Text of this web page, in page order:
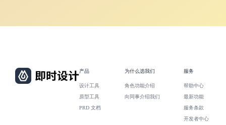
产品
设计工具
原型工具
PRD 文档
为什么选我们
角色功能介绍
向同事介绍我们
服务
帮助中心
最新功能
服务条款
开发者中心